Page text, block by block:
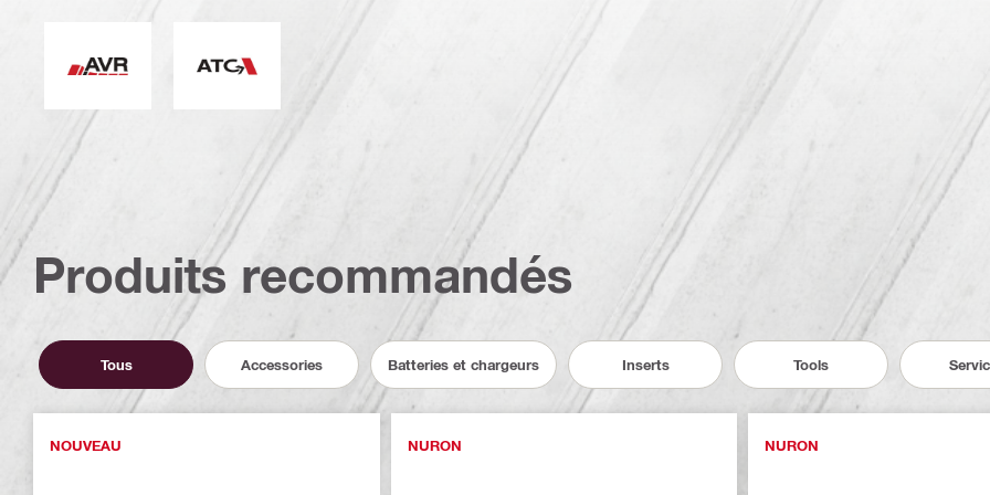
Produits recommandés
Tous Accessories Batteries et chargeurs Inserts Tools
NOUVEAU NURON NURON